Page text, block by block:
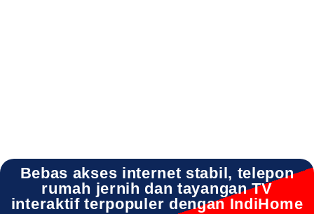
Bebas akses internet stabil, telepon
rumah jernih dan tayangan TV
interaktif terpopuler dengan IndiHome